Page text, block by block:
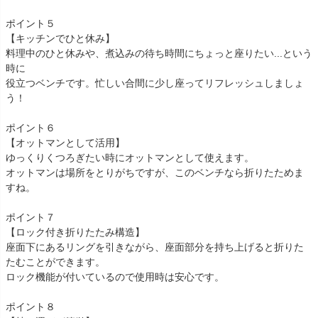
ポイント５
【キッチンでひと休み】
料理中のひと休みや、煮込みの待ち時間にちょっと座りたい...という
時に
役立つベンチです。忙しい合間に少し座ってリフレッシュしましょ
う！
ポイント６
【オットマンとして活用】
ゆっくりくつろぎたい時にオットマンとして使えます。
オットマンは場所をとりがちですが、このベンチなら折りたためま
すね。
ポイント７
【ロック付き折りたたみ構造】
座面下にあるリングを引きながら、座面部分を持ち上げると折りた
たむことができます。
ロック機能が付いているので使用時は安心です。
ポイント８